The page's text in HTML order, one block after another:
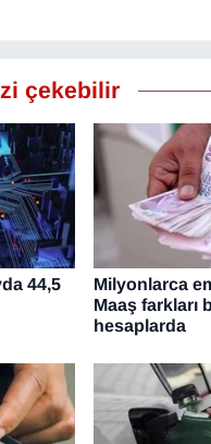
çekebilir
44,5
Milyonlarca
Maaş farkları
hesaplarda